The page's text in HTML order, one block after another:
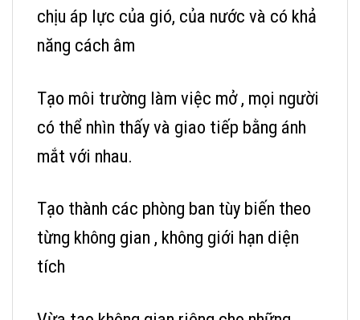
chịu áp lực của gió, của nước và có khả
năng cách âm
Tạo môi trường làm việc mở , mọi người
có thể nhìn thấy và giao tiếp bằng ánh
mắt với nhau.
Tạo thành các phòng ban tùy biến theo
từng không gian , không giới hạn diện
tích